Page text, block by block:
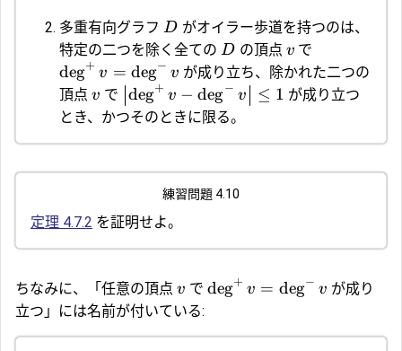
多重有向グラフ D がオイラー歩道を持つのは、
特定の二つを除く全ての D の頂点 v で
deg+ v = deg− v が成り立ち、除かれた二つの
頂点 v で deg+ v − deg− v ≤ 1 が成り立つ
とき、かつそのときに限る。
練習問題 4.10
定理 4.7.2 を証明せよ。
ちなみに、「任意の頂点 v で deg+ v = deg− v が成り
立つ」には名前が付いている: